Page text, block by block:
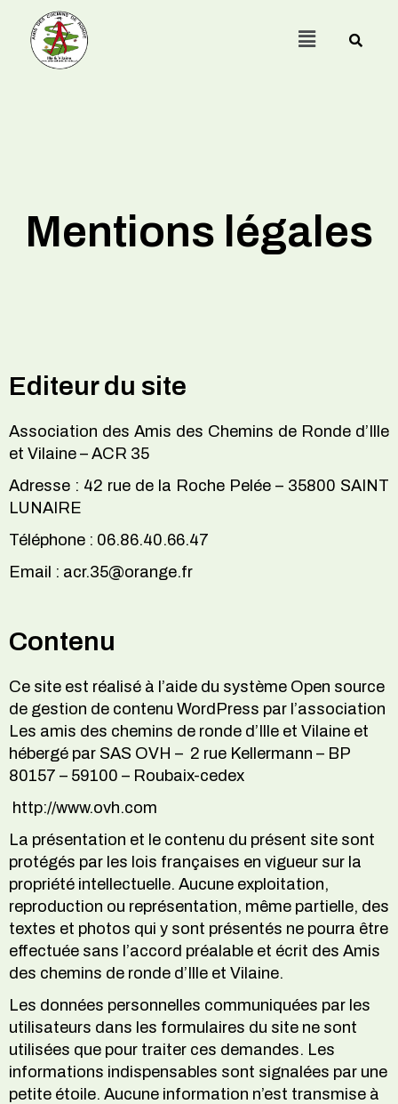
Menu
Mentions légales
Editeur du site
Association des Amis des Chemins de Ronde d’Ille
et Vilaine – ACR 35
Adresse : 42 rue de la Roche Pelée – 35800 SAINT
LUNAIRE
Téléphone : 06.86.40.66.47
Email : acr.35@orange.fr
Contenu
Ce site est réalisé à l’aide du système Open source
de gestion de contenu WordPress par l’association
Les amis des chemins de ronde d’Ille et Vilaine et
hébergé par SAS OVH – 2 rue Kellermann – BP
80157 – 59100 – Roubaix-cedex
http://www.ovh.com
La présentation et le contenu du présent site sont
protégés par les lois françaises en vigueur sur la
propriété intellectuelle. Aucune exploitation,
reproduction ou représentation, même partielle, des
textes et photos qui y sont présentés ne pourra être
effectuée sans l’accord préalable et écrit des Amis
des chemins de ronde d’Ille et Vilaine.
Les données personnelles communiquées par les
utilisateurs dans les formulaires du site ne sont
utilisées que pour traiter ces demandes. Les
informations indispensables sont signalées par une
petite étoile. Aucune information n’est transmise à